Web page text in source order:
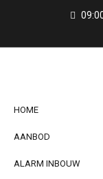
HOME
AANBOD
ALARM INBOUW